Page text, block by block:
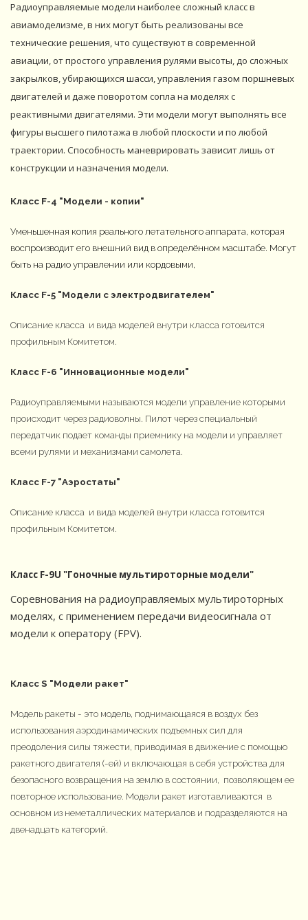
Радиоуправляемые модели наиболее сложный класс в
авиамоделизме, в них могут быть реализованы все
технические решения, что существуют в современной
авиации, от простого управления рулями высоты, до сложных
закрылков, убирающихся шасси, управления газом поршневых
двигателей и даже поворотом сопла на моделях с
реактивными двигателями. Эти модели могут выполнять все
фигуры высшего пилотажа в любой плоскости и по любой
траектории. Способность маневрировать зависит лишь от
конструкции и назначения модели.
Класс F-4 "Модели - копии"
Уменьшенная копия реального летательного аппарата, которая
воспроизводит его внешний вид в определённом масштабе. Могут
быть на радио управлении или кордовыми,
Класс F-5 "Модели с электродвигателем"
Описание класса и вида моделей внутри класса готовится
профильным Комитетом.
Класс F-6 "Инновационные модели"
Радиоуправляемыми называются модели управление которыми
происходит через радиоволны. Пилот через специальный
передатчик подает команды приемнику на модели и управляет
всеми рулями и механизмами самолета.
Класс F-7 "Аэростаты"
Описание класса и вида моделей внутри класса готовится
профильным Комитетом.
Класс F-9U "Гоночные мультироторные модели"
Соревнования на радиоуправляемых мультироторных
моделях, с применением передачи видеосигнала от
модели к оператору (FPV).
Класс S "Модели ракет"
Модель ракеты - это модель, поднимающаяся в воздух без
использования аэродинамических подъемных сил для
преодоления силы тяжести, приводимая в движение с помощью
ракетного двигателя (-ей) и включающая в себя устройства для
безопасного возвращения на землю в состоянии, позволяющем ее
повторное использование. Модели ракет изготавливаются в
основном из неметаллических материалов и подразделяются на
двенадцать категорий.